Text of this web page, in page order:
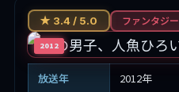
2012
★ 3.4 / 5.0 ファンタジー
放送年
2012年